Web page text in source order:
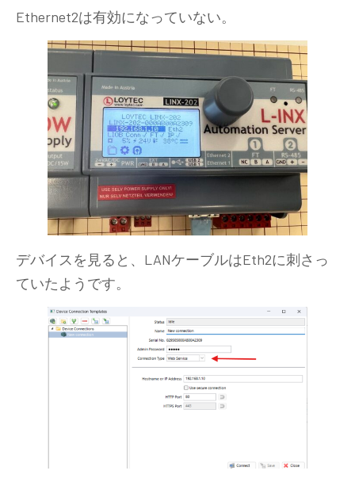
Ethernet2は有効になっていない。
デバイスを見ると、LANケーブルはEth2に刺さっ
ていたようです。